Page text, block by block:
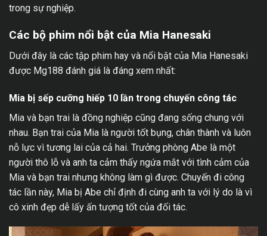
trong sự nghiệp.
Các bộ phim nổi bật của Mia Hanesaki
Dưới đây là các tập phim hay và nổi bật của Mia Hanesaki
được Mg188 đánh giá là đáng xem nhất:
Mia bị sếp cưỡng hiếp 10 lần trong chuyến công tác
Mia và bạn trai là đồng nghiệp cũng đang sống chung với
nhau. Bạn trai của Mia là người tốt bụng, chân thành và luôn
nỗ lực vì tương lai của cả hai. Trưởng phòng Abe là một
người thô lỗ và anh ta cảm thấy ngứa mắt với tình cảm của
Mia và bạn trai nhưng không làm gì được. Chuyến đi công
tác lần này, Mia bị Abe chỉ định đi cùng anh ta với lý do là vì
cô xinh đẹp dễ lấy ấn tượng tốt của đối tác.